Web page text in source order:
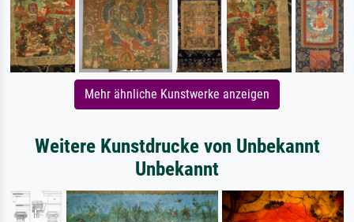
Mehr ähnliche Kunstwerke anzeigen
Weitere Kunstdrucke von Unbekannt
Unbekannt